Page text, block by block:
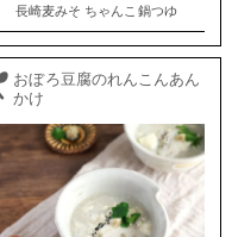
長崎麦みそ ちゃんこ鍋つゆ
おぼろ豆腐のれんこんあん
かけ